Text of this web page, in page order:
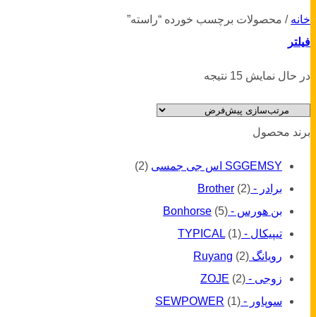
خانه / محصولات برچسب خورده “راسته”
فیلتر
در حال نمایش 15 نتیجه
برند محصول
SGGEMSY اس جی جمسی
(2)
برادر - Brother (2)
بن هورس - Bonhorse (5)
تیپیکال - TYPICAL (1)
رویانگ Ruyang (2)
زوجی - ZOJE (2)
سوپاور - SEWPOWER (1)